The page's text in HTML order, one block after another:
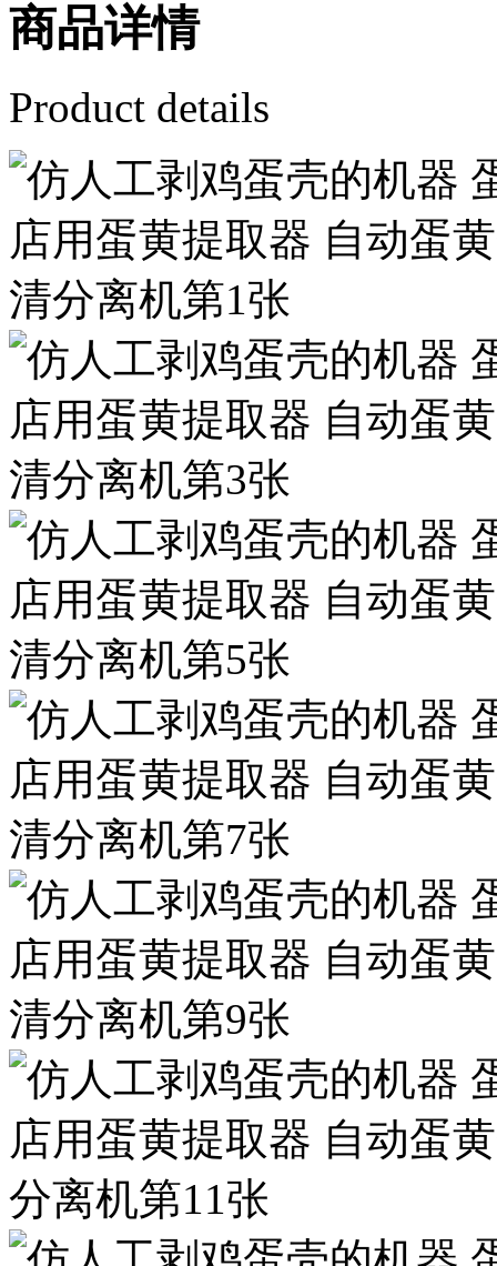
商品详情
Product details